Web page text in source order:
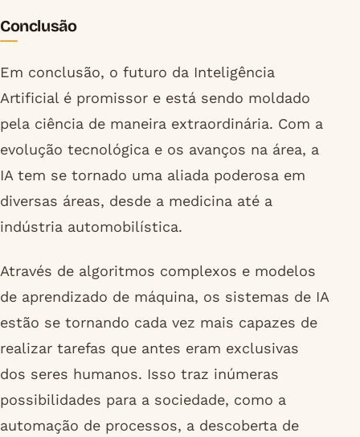
Conclusão
Em conclusão, o futuro da Inteligência
Artificial é promissor e está sendo moldado
pela ciência de maneira extraordinária. Com a
evolução tecnológica e os avanços na área, a
IA tem se tornado uma aliada poderosa em
diversas áreas, desde a medicina até a
indústria automobilística.
Através de algoritmos complexos e modelos
de aprendizado de máquina, os sistemas de IA
estão se tornando cada vez mais capazes de
realizar tarefas que antes eram exclusivas
dos seres humanos. Isso traz inúmeras
possibilidades para a sociedade, como a
automação de processos, a descoberta de